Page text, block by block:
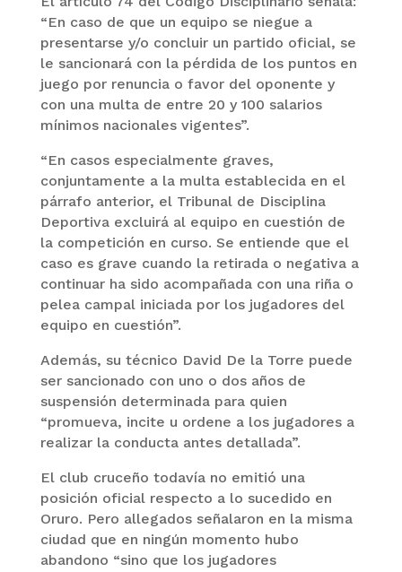
“En caso de que un equipo se niegue a
presentarse y/o concluir un partido oficial, se
le sancionará con la pérdida de los puntos en
juego por renuncia o favor del oponente y
con una multa de entre 20 y 100 salarios
mínimos nacionales vigentes”.
“En casos especialmente graves,
conjuntamente a la multa establecida en el
párrafo anterior, el Tribunal de Disciplina
Deportiva excluirá al equipo en cuestión de
la competición en curso. Se entiende que el
caso es grave cuando la retirada o negativa a
continuar ha sido acompañada con una riña o
pelea campal iniciada por los jugadores del
equipo en cuestión”.
Además, su técnico David De la Torre puede
ser sancionado con uno o dos años de
suspensión determinada para quien
“promueva, incite u ordene a los jugadores a
realizar la conducta antes detallada”.
El club cruceño todavía no emitió una
posición oficial respecto a lo sucedido en
Oruro. Pero allegados señalaron en la misma
ciudad que en ningún momento hubo
abandono “sino que los jugadores